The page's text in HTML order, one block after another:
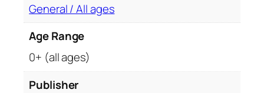
i
General / All ages
Age Range
0+ (all ages)
Publisher